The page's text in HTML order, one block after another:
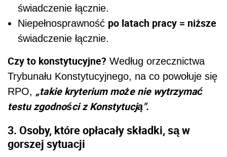
świadczenie łącznie.
Niepełnosprawność po latach pracy = niższe
świadczenie łącznie.
Czy to konstytucyjne? Według orzecznictwa
Trybunału Konstytucyjnego, na co powołuje się
RPO, „takie kryterium może nie wytrzymać
testu zgodności z Konstytucją".
3. Osoby, które opłacały składki, są w
gorszej sytuacji